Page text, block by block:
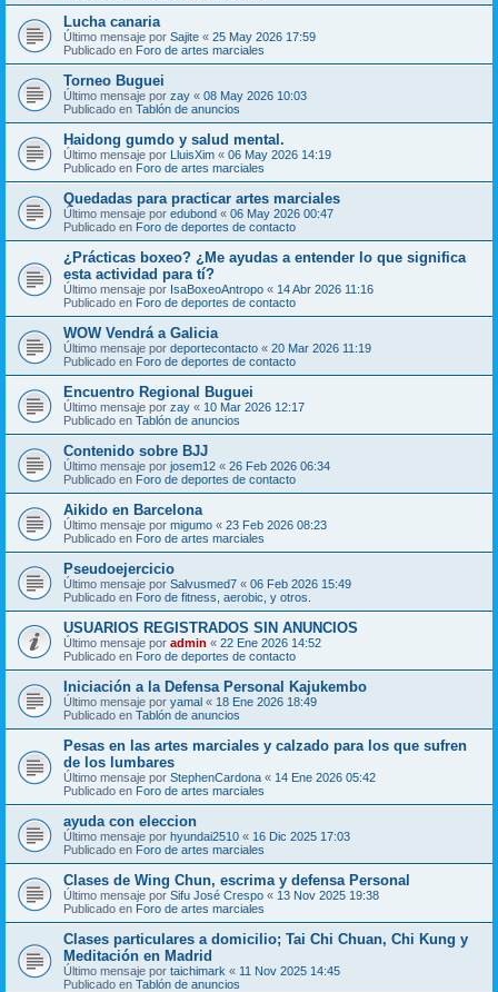
Lucha canaria
Último mensaje por Sajite « 25 May 2026 17:59
Publicado en Foro de artes marciales
Torneo Buguei
Último mensaje por zay « 08 May 2026 10:03
Publicado en Tablón de anuncios
Haidong gumdo y salud mental.
Último mensaje por LluisXim « 06 May 2026 14:19
Publicado en Foro de artes marciales
Quedadas para practicar artes marciales
Último mensaje por edubond « 06 May 2026 00:47
Publicado en Foro de deportes de contacto
¿Prácticas boxeo? ¿Me ayudas a entender lo que significa
esta actividad para tí?
Último mensaje por IsaBoxeoAntropo « 14 Abr 2026 11:16
Publicado en Foro de deportes de contacto
WOW Vendrá a Galicia
Último mensaje por deportecontacto « 20 Mar 2026 11:19
Publicado en Foro de deportes de contacto
Encuentro Regional Buguei
Último mensaje por zay « 10 Mar 2026 12:17
Publicado en Tablón de anuncios
Contenido sobre BJJ
Último mensaje por josem12 « 26 Feb 2026 06:34
Publicado en Foro de deportes de contacto
Aikido en Barcelona
Último mensaje por migumo « 23 Feb 2026 08:23
Publicado en Foro de artes marciales
Pseudoejercicio
Último mensaje por Salvusmed7 « 06 Feb 2026 15:49
Publicado en Foro de fitness, aerobic, y otros.
USUARIOS REGISTRADOS SIN ANUNCIOS
Último mensaje por admin « 22 Ene 2026 14:52
Publicado en Foro de deportes de contacto
Iniciación a la Defensa Personal Kajukembo
Último mensaje por yamal « 18 Ene 2026 18:49
Publicado en Tablón de anuncios
Pesas en las artes marciales y calzado para los que sufren
de los lumbares
Último mensaje por StephenCardona « 14 Ene 2026 05:42
Publicado en Foro de artes marciales
ayuda con eleccion
Último mensaje por hyundai2510 « 16 Dic 2025 17:03
Publicado en Foro de artes marciales
Clases de Wing Chun, escrima y defensa Personal
Último mensaje por Sifu José Crespo « 13 Nov 2025 19:38
Publicado en Foro de artes marciales
Clases particulares a domicilio; Tai Chi Chuan, Chi Kung y
Meditación en Madrid
Último mensaje por taichimark « 11 Nov 2025 14:45
Publicado en Tablón de anuncios